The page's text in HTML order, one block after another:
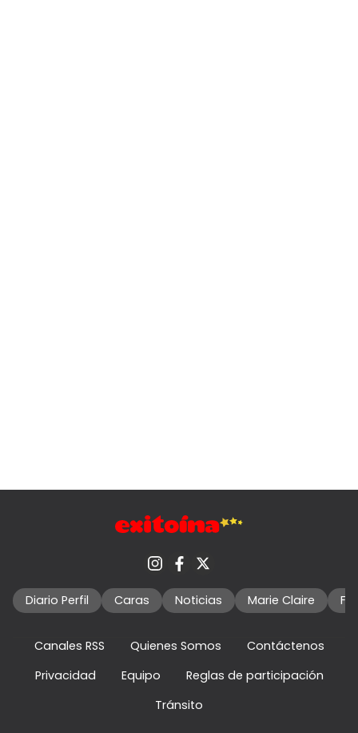
Diario Perfil Caras Noticias Marie Claire
Canales RSS Quienes Somos
Contáctenos
Privacidad
Equipo
Reglas de participación
Tránsito